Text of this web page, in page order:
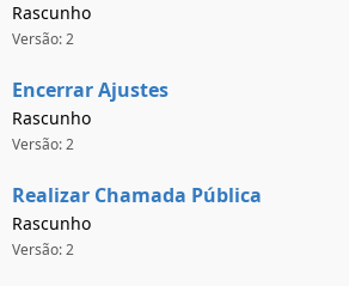
Rascunho
Versão: 2
Encerrar Ajustes
Rascunho
Versão: 2
Realizar Chamada Pública
Rascunho
Versão: 2